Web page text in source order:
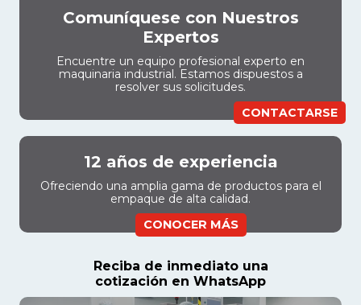
Comuníquese con Nuestros
Expertos
Encuentre un equipo profesional experto en
maquinaria industrial. Estamos dispuestos a
resolver sus solicitudes.
CONTACTARSE
12 años de experiencia
Ofreciendo una amplia gama de productos para el
empaque de alta calidad.
CONOCER MÁS
Reciba de inmediato una
cotización en WhatsApp